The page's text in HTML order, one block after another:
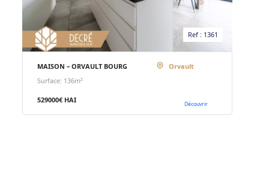
Ref : 1361
MAISON – ORVAULT BOURG
Orvault
Surface: 136m²
529000€ HAI Découvrir